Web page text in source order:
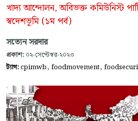
খাদ্য আন্দোলন, অবিভক্ত কমিউনিস্ট
স্বদেশভূমি (১ম পর্ব)
সত্যেন সরদার
প্রকাশ: ০২-সেপ্টেম্বর-২০২৩
ট্যাগ:cpimwb, foodmovement,